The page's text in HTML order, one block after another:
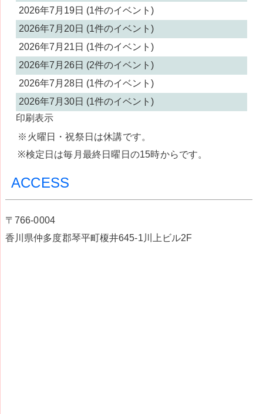
2026年7月19日 (1件のイベント)
2026年7月20日 (1件のイベント)
2026年7月21日 (1件のイベント)
2026年7月26日 (2件のイベント)
2026年7月28日 (1件のイベント)
2026年7月30日 (1件のイベント)
印刷表示
※火曜日・祝祭日は休講です。
※検定日は毎月最終日曜日の15時からです。
ACCESS
〒766-0004
香川県仲多度郡琴平町榎井645-1川上ビル2F